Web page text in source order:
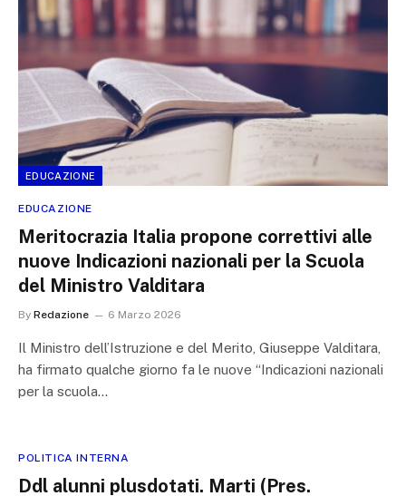
EDUCAZIONE
EDUCAZIONE
Meritocrazia Italia propone correttivi alle
nuove Indicazioni nazionali per la Scuola
del Ministro Valditara
By Redazione 6 Marzo 2026
Il Ministro dell’Istruzione e del Merito, Giuseppe Valditara,
ha firmato qualche giorno fa le nuove “Indicazioni nazionali
per la scuola…
POLITICA INTERNA
Ddl alunni plusdotati. Marti (Pres.